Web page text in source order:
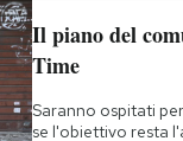
Il piano del
Time
Saranno ospitati
se l'obiettivo resta